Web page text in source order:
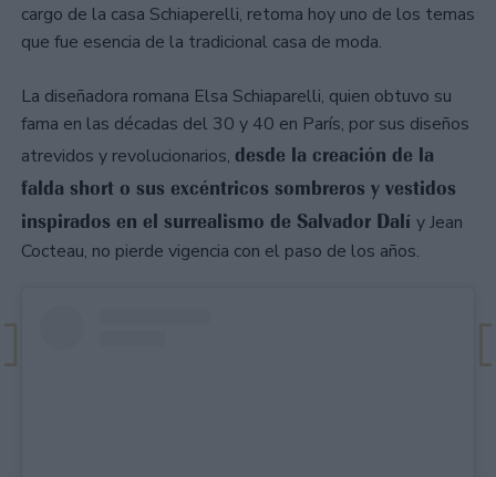
cargo de la casa Schiaperelli, retoma hoy uno de los temas
que fue esencia de la tradicional casa de moda.
La diseñadora romana Elsa Schiaparelli, quien obtuvo su
fama en las décadas del 30 y 40 en París, por sus diseños
atrevidos y revolucionarios, desde la creación de la
falda short o sus excéntricos sombreros y vestidos
inspirados en el surrealismo de Salvador Dalí y Jean
Cocteau, no pierde vigencia con el paso de los años.